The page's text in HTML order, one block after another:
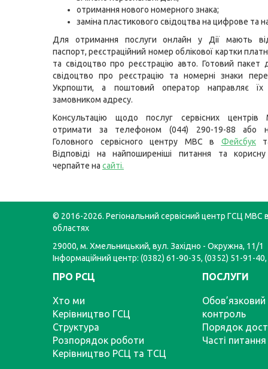
отримання нового номерного знака;
заміна пластикового свідоцтва на цифрове та
Для отримання послуги онлайн у Дії мають
паспорт, реєстраційний номер облікової картки
та свідоцтво про реєстрацію авто. Готовий пакет
свідоцтво про реєстрацію та номерні знаки
Укрпошти, а поштовий оператор направляє їх
замовником адресу.
Консультацію щодо послуг сервісних
отримати за телефоном (044) 290-19-88 або
Головного сервісного центру МВС в Фейсбук
Відповіді на найпоширеніші питання та
черпайте на сайті.
© 2016-2026. Регіональний сервісний центр ГСЦ МВС
областях
29000, м. Хмельницький, вул. Західно - Окружна, 11/1
Інформаційний центр: (0382) 61-90-35, (0352) 51-91-
ПРО РСЦ
Хто ми
Керівництво ГСЦ
Структура
Розпорядок роботи
Керівництво РСЦ та ТСЦ
ПОСЛУГИ
Обов’язковий
контроль
Порядок
Часті питання